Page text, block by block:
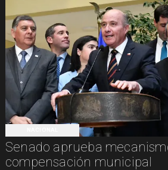
Senado aprueba
compensación municipal